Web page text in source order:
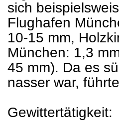
sich
Flughafen
10-15 mm,
München: 1,3
45 mm). Da es
nasser war,
Gewittertätigkeit: